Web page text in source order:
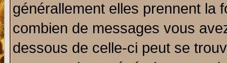
générallement elles prennent la
combien de messages vous
dessous de celle-ci peut se